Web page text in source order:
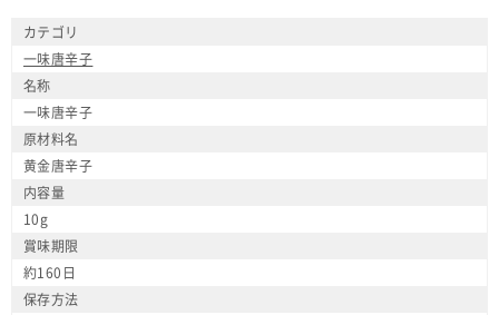
カテゴリ
一味唐辛子
名称
一味唐辛子
原材料名
黄金唐辛子
内容量
10g
賞味期限
約160日
保存方法